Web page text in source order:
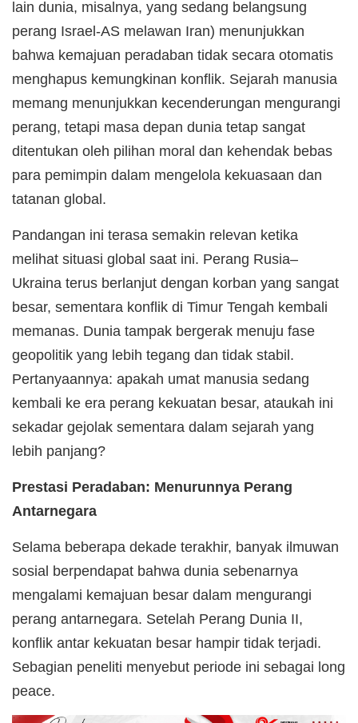
lain dunia, misalnya, yang sedang belangsung
perang Israel-AS melawan Iran) menunjukkan
bahwa kemajuan peradaban tidak secara otomatis
menghapus kemungkinan konflik. Sejarah manusia
memang menunjukkan kecenderungan mengurangi
perang, tetapi masa depan dunia tetap sangat
ditentukan oleh pilihan moral dan kehendak bebas
para pemimpin dalam mengelola kekuasaan dan
tatanan global.
Pandangan ini terasa semakin relevan ketika
melihat situasi global saat ini. Perang Rusia–
Ukraina terus berlanjut dengan korban yang sangat
besar, sementara konflik di Timur Tengah kembali
memanas. Dunia tampak bergerak menuju fase
geopolitik yang lebih tegang dan tidak stabil.
Pertanyaannya: apakah umat manusia sedang
kembali ke era perang kekuatan besar, ataukah ini
sekadar gejolak sementara dalam sejarah yang
lebih panjang?
Prestasi Peradaban: Menurunnya Perang
Antarnegara
Selama beberapa dekade terakhir, banyak ilmuwan
sosial berpendapat bahwa dunia sebenarnya
mengalami kemajuan besar dalam mengurangi
perang antarnegara. Setelah Perang Dunia II,
konflik antar kekuatan besar hampir tidak terjadi.
Sebagian peneliti menyebut periode ini sebagai long
peace.